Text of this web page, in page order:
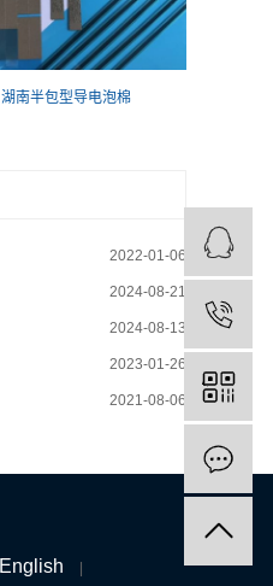
湖南半包型导电泡棉
2022-01-06
2024-08-21
2024-08-13
2023-01-26
2021-08-06
English |